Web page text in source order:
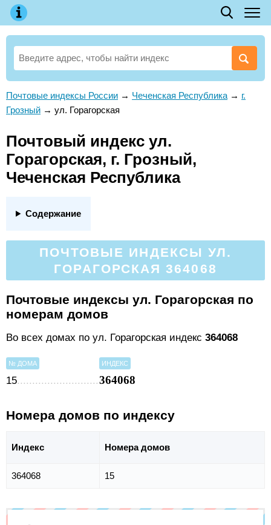
Почтовые индексы России → Чеченская Республика → г.
Грозный → ул. Горагорская
Почтовый индекс ул.
Горагорская, г. Грозный,
Чеченская Республика
Содержание
ПОЧТОВЫЕ ИНДЕКСЫ УЛ.
ГОРАГОРСКАЯ 364068
Почтовые индексы ул. Горагорская по
номерам домов
Во всех домах по ул. Горагорская индекс 364068
№ ДОМА ИНДЕКС
15 364068
Номера домов по индексу
Индекс Номера домов
364068 15